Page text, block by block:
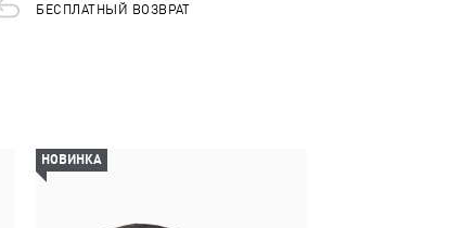
БЕСПЛАТНЫЙ ВОЗВРАТ
НОВИНКА